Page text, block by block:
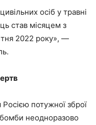
осіб у травні
став місяцем з
2022 року», —
потужної зброї
неодноразово